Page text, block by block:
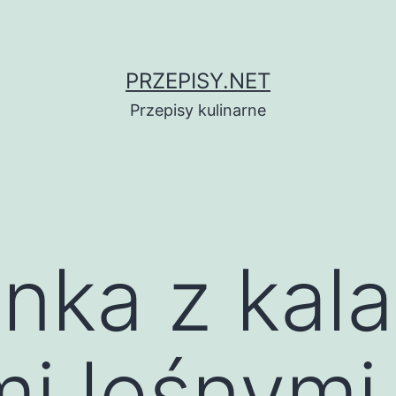
PRZEPISY.NET
Przepisy kulinarne
z